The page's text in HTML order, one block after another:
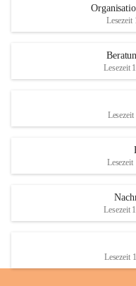
Zielschießen mit
bewiesen werden musste.
Niemand blieb trocken, und
Abkühlung bei sommerlichen
Lesezeit
Lesezeit
Lesezeit
Lesezeit